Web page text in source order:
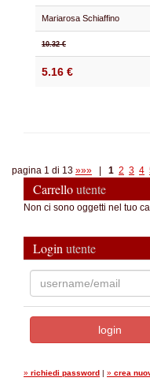
Mariarosa Schiaffino
10.32 €
5.16 €
pagina 1 di 13 »»» 1 2 3 4
Carrelloutente
Non ci sono oggetti nel tuo
Login utente
» richiedi password | » crea